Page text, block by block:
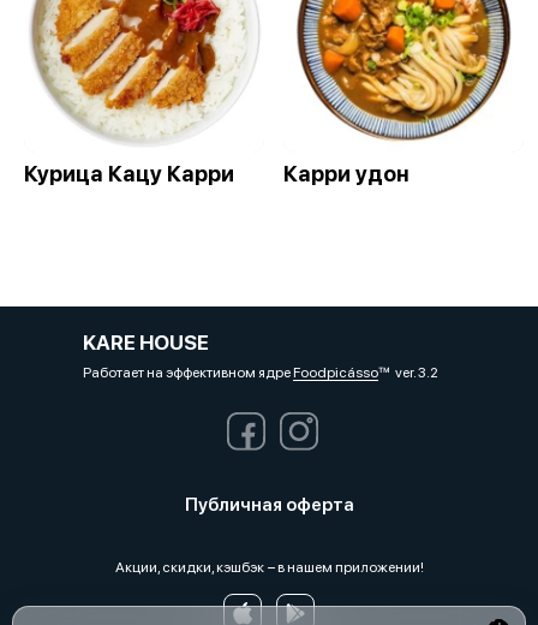
Курица Кацу Карри Карри удон
KARE HOUSE
Работает на эффективном ядреFoodpicássover. 3.2
Публичная оферта
Акции, скидки, кэшбэк − в нашем приложении!